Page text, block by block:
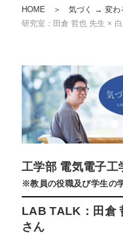
HOME ＞ 気づく → 変わ
研究室：田倉 哲也 先生 ×
工学部 電気電子工
※教員の役職及び学生の
LAB TALK：田倉
さん